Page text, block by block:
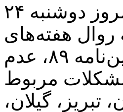
،امروز دوشنبه ۲۴
روال هفته‌های
گذشته، در اعتراض به‌ عدم اجرای کامل آیین‌نامه ۸۹، عدم
مربوط
تبریز، گیلان،